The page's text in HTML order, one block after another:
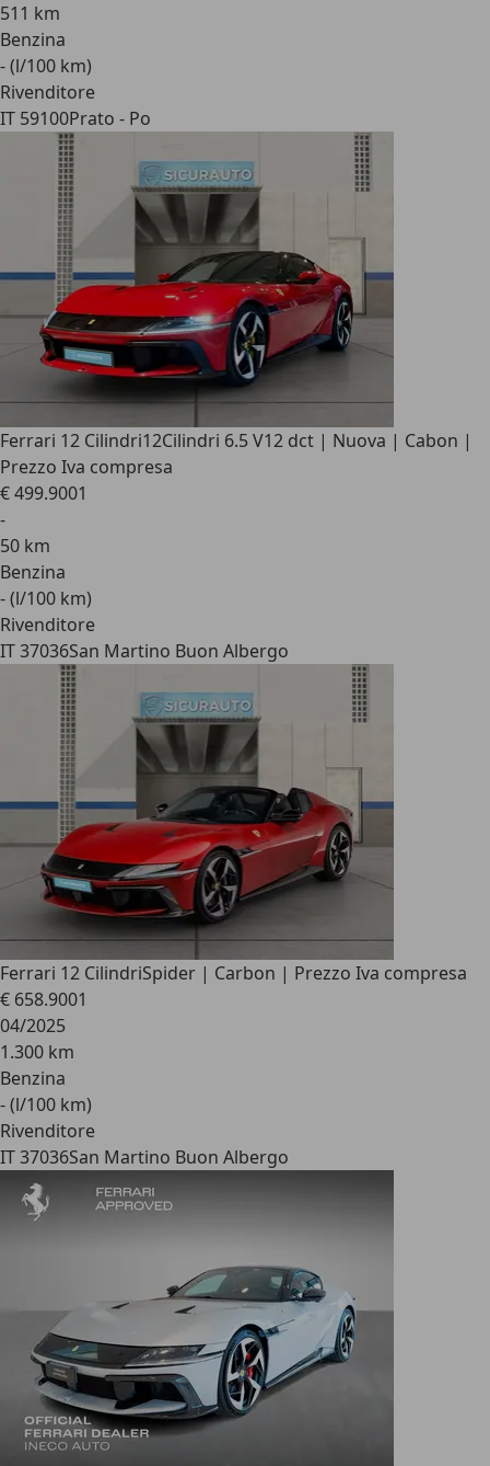
511 km
Benzina
- (l/100 km)
Rivenditore
IT 59100Prato - Po
Ferrari 12 Cilindri12Cilindri 6.5 V12 dct | Nuova | Cabon |
Prezzo Iva compresa
€ 499.9001
-
50 km
Benzina
- (l/100 km)
Rivenditore
IT 37036San Martino Buon Albergo
Ferrari 12 CilindriSpider | Carbon | Prezzo Iva compresa
€ 658.9001
04/2025
1.300 km
Benzina
- (l/100 km)
Rivenditore
IT 37036San Martino Buon Albergo